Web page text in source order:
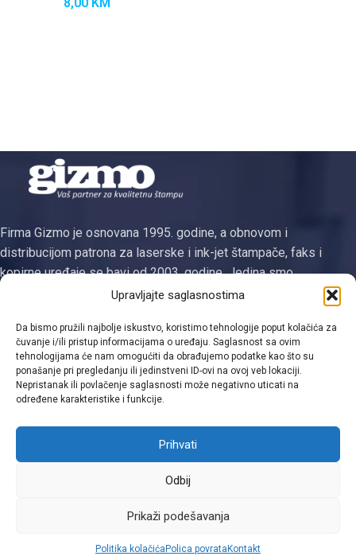
Upravljajte saglasnostima
Da bismo pružili najbolje iskustvo, koristimo tehnologije poput kolačića za
čuvanje i/ili pristup informacijama o uređaju. Saglasnost sa ovim
tehnologijama će nam omogućiti da obrađujemo podatke kao što su
ponašanje pri pregledanju ili jedinstveni ID-ovi na ovoj veb lokaciji.
Nepristanak ili povlačenje saglasnosti može negativno uticati na
određene karakteristike i funkcije.
Prihvati
Odbij
Prikaži podešavanja
Politika kolačića Polica povrata Kontakt
Firma Gizmo je osnovana 1995. godine, a obnovom i
distribucijom patrona za laserske i ink-jet štampače, faks i
kopirne uređaje se bavi od 2003. godine. Jedina smo
registrovana firma za proizvodnju tonera i ketridža na području
Kategorije
Linkovi
Moj račun